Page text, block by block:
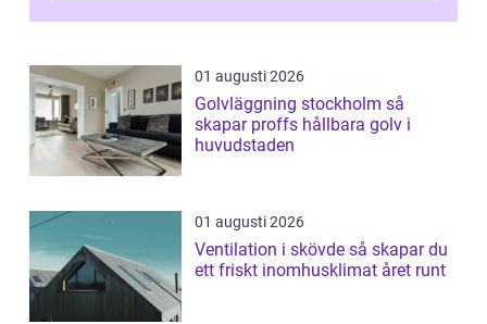
01 augusti 2026
Golvläggning stockholm så
skapar proffs hållbara golv i
huvudstaden
01 augusti 2026
Ventilation i skövde så skapar du
ett friskt inomhusklimat året runt